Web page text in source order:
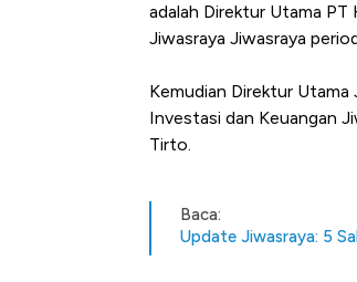
adalah Direktur Utama
Jiwasraya Jiwasraya
Kemudian Direktur
Investasi dan Keuangan
Tirto.
Baca:
Update Jiwasraya: 5